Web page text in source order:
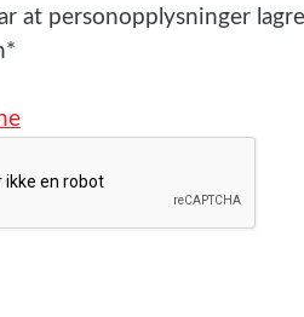
at personopplysninger